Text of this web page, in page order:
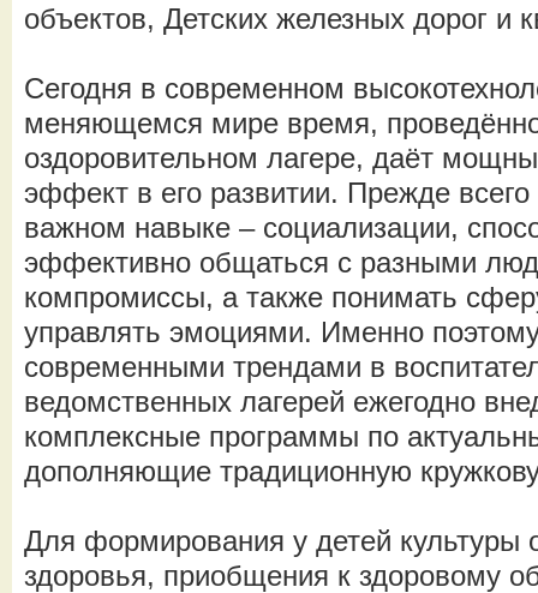
объектов, Детских железных дорог и
Сегодня в современном
меняющемся мире время,
оздоровительном лагере, даёт
эффект в его развитии. Прежде
важном навыке – социализации,
эффективно общаться с разными
компромиссы, а также понимать
управлять эмоциями. Именно
современными трендами в
ведомственных лагерей ежегодно
комплексные программы по
дополняющие традиционную
Для формирования у детей культуры
здоровья, приобщения к здоровому